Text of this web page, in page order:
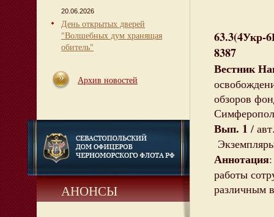
20.06.2026
День открытых дверей
"Волшебных дум хранящая
обитель"
Архив новостей
АНОНСЫ
63.3(4Укр-
8387
Вестник
обзоров
Вып. 1 /
Аннотация
работы
различным